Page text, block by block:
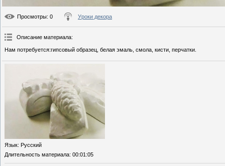
Просмотры: 0 Уроки декора
Описание материала:
Нам потребуется:гипсовый образец, белая эмаль, смола, кисти, перчатки.
Язык: Русский
Длительность материала: 00:01:05